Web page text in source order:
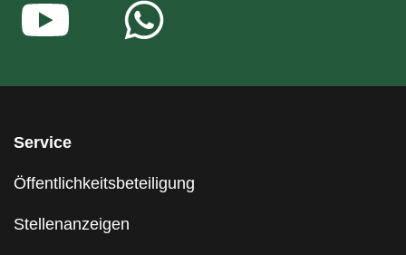
Service
Öffentlichkeitsbeteiligung
Stellenanzeigen